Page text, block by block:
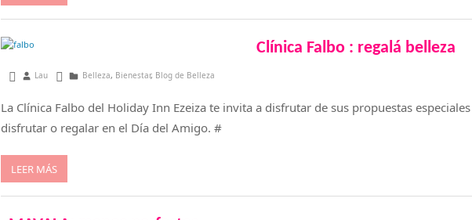
Clínica Falbo : regalá belleza
julio 17, 2015
Lau Belleza, Bienestar, Blog de Belleza
La Clínica Falbo del Holiday Inn Ezeiza te invita a disfrutar de sus propuestas
disfrutar o regalar en el Día del Amigo. #
LEER MÁS